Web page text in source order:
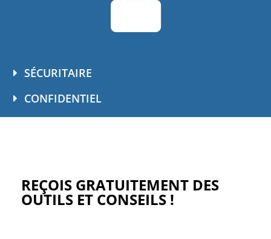
SÉCURITAIRE
CONFIDENTIEL
REÇOIS GRATUITEMENT DES
OUTILS ET CONSEILS !